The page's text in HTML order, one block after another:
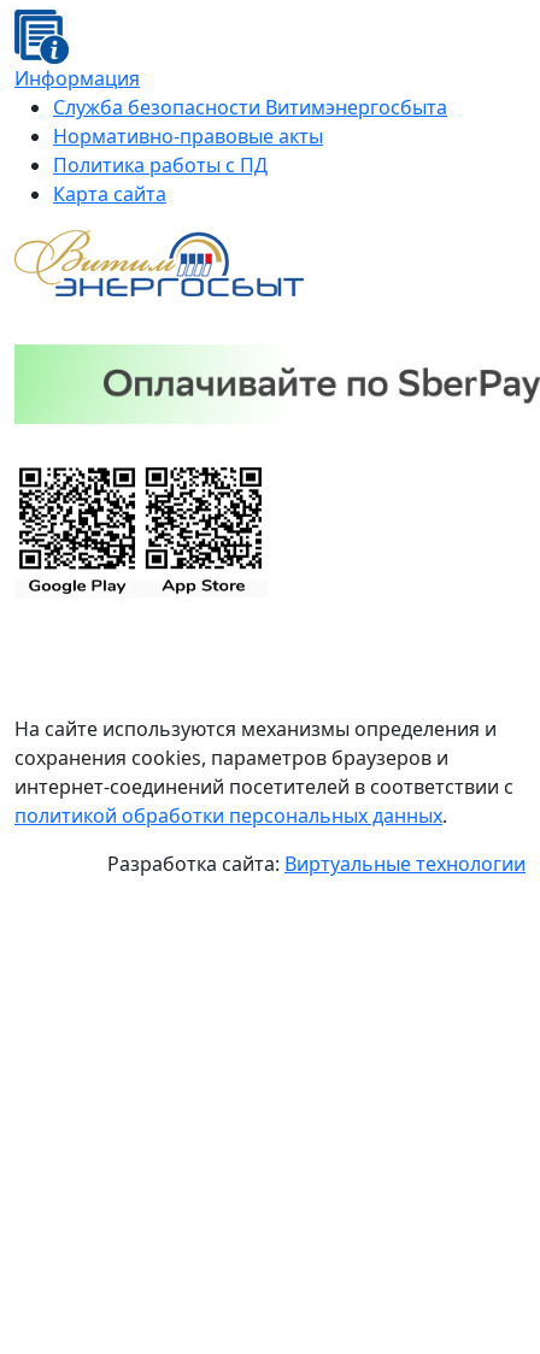
Информация
Служба безопасности Витимэнергосбыта
Нормативно-правовые акты
Политика работы с ПД
Карта сайта
На сайте используются механизмы определения и
сохранения cookies, параметров браузеров и
интернет-соединений посетителей в соответствии с
политикой обработки персональных данных.
Разработка сайта: Виртуальные технологии